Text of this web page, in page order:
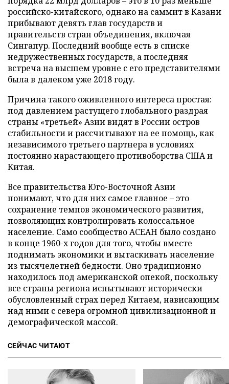
российско-китайского, однако на саммит в Казани
прибывают девять глав государств и
правительств стран объединения, включая
Сингапур. Последний вообще есть в списке
недружественных государств, а последняя
встреча на высшем уровне с его представителями
была в далеком уже 2018 году.
Причина такого оживленного интереса простая:
под давлением растущего глобального раздрая
страны «третьей» Азии видят в России остров
стабильности и рассчитывают на ее помощь, как
независимого третьего партнера в условиях
постоянно нарастающего противоборства США и
Китая.
Все правительства Юго-Восточной Азии
понимают, что для них самое главное – это
сохранение темпов экономического развития,
позволяющих контролировать колоссальное
население. Само сообщество АСЕАН было создано
в конце 1960-х годов для того, чтобы вместе
поднимать экономики и вытаскивать население
из тысячелетней бедности. Оно традиционно
находилось под американской опекой, поскольку
все страны региона испытывают исторически
обусловленный страх перед Китаем, нависающим
над ними с севера огромной цивилизационной и
демографической массой.
СЕЙЧАС ЧИТАЮТ